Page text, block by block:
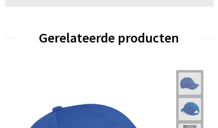
Gerelateerde producten